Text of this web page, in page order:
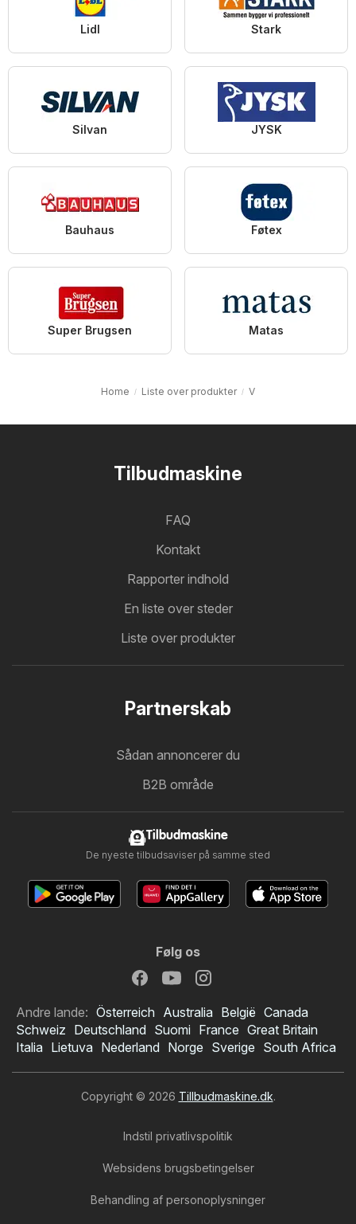
Lidl Stark
Silvan JYSK
Bauhaus Føtex
Super Brugsen Matas
Home Liste over produkter V
Tilbudmaskine
FAQ
Kontakt
Rapporter indhold
En liste over steder
Liste over produkter
Partnerskab
Sådan annoncerer du
B2B område
Tilbudmaskine
De nyeste tilbudsaviser på samme sted
Følg os
Andre lande: Österreich Australia België Canada
Schweiz Deutschland Suomi France Great Britain
Italia Lietuva Nederland Norge Sverige South Africa
Copyright © 2026 Tillbudmaskine.dk.
Indstil privatlivspolitik
Websidens brugsbetingelser
Behandling af personoplysninger